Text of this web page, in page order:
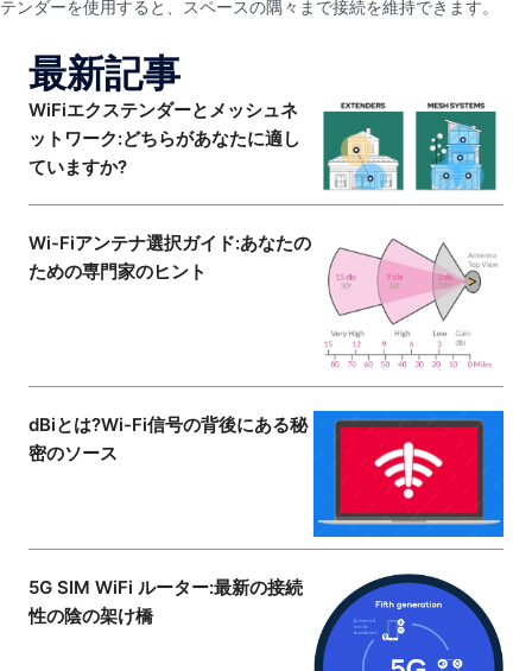
テンダーを使用すると、スペースの隅々まで接続を維持できます。
最新記事
WiFiエクステンダーとメッシュネ
ットワーク:どちらがあなたに適し
ていますか?
Wi-Fiアンテナ選択ガイド:あなたの
ための専門家のヒント
dBіとは?Wi-Fi信号の背後にある秘
密のソース
5G SIM WiFi ルーター:最新の接続
性の陰の架け橋